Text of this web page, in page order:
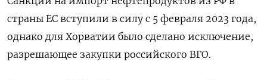
страны ЕС вступили в силу с 5 февраля 2023 года,
однако для Хорватии было сделано исключение,
разрешающее закупки российского ВГО.